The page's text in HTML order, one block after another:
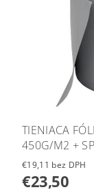
TIENIACA
450G/M2 +
€19,11 bez DPH
€23,50